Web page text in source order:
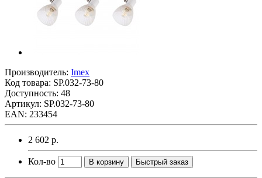
Производитель: Imex
Код товара: SP.032-73-80
Доступность: 48
Артикул: SP.032-73-80
EAN: 233454
2 602 р.
Кол-во В корзину Быстрый заказ